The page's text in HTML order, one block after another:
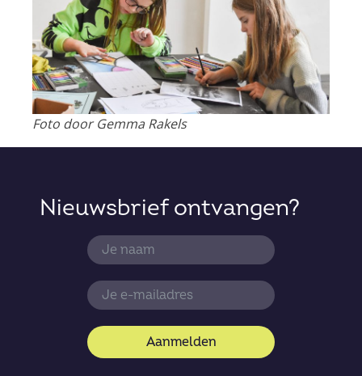
Foto door Gemma Rakels
Nieuwsbrief ontvangen?
Aanmelden